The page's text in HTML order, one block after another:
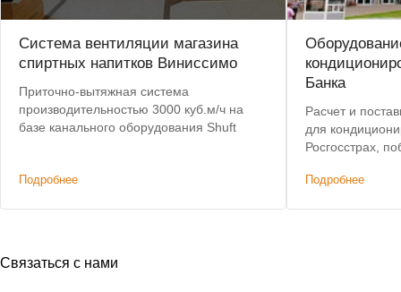
Система вентиляции магазина
спиртных напитков Виниссимо
Приточно-вытяжная система
производительностью 3000 куб.м/ч на
базе канального оборудования Shuft
Подробнее
Банка
Расчет и
для
Росгосстрах,
Подробнее
Связаться с нами